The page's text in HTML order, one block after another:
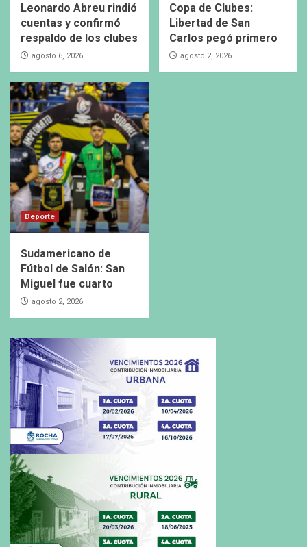
Leonardo Abreu rindió
cuentas y confirmó
respaldo de los clubes
agosto 6, 2026
Copa de Clubes:
Libertad de San
Carlos pegó primero
agosto 2, 2026
Deporte
Sudamericano de
Fútbol de Salón: San
Miguel fue cuarto
agosto 2, 2026